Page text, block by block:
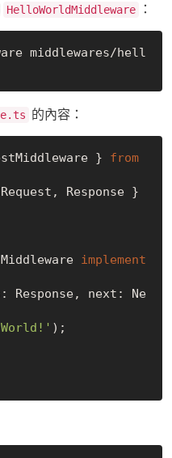
HelloWorldMiddleware ：
middlewares/hell
的內容：
} from
implement
);